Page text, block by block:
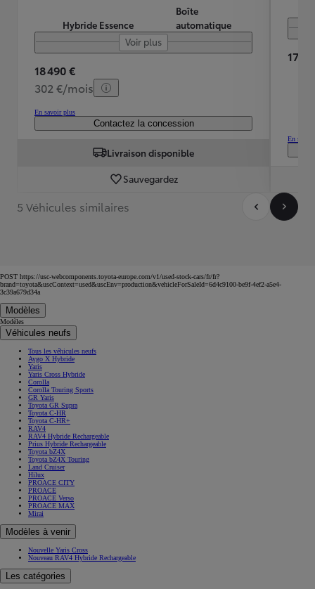
Hybride Essence
Boîte
automatique
Voir plus
18 490 €
302 €/mois
En savoir plus
Contactez la concession
Livraison disponible
Sauvegardez
17
En
5 Véhicules similaires
POST https://usc-webcomponents.toyota-europe.com/v1/used-stock-cars/fr/fr?
brand=toyota&uscContext=used&uscEnv=production&vehicleForSaleId=6d4c9100-be9f-4ef2-a5e4-
3c39a679d34a
Modèles
Modèles
Véhicules neufs
Tous les véhicules neufs
Aygo X Hybride
Yaris
Yaris Cross Hybride
Corolla
Corolla Touring Sports
GR Yaris
Toyota GR Supra
Toyota C-HR
Toyota C-HR+
RAV4
RAV4 Hybride Rechargeable
Prius Hybride Rechargeable
Toyota bZ4X
Toyota bZ4X Touring
Land Cruiser
Hilux
PROACE CITY
PROACE
PROACE Verso
PROACE MAX
Mirai
Modèles à venir
Nouvelle Yaris Cross
Nouveau RAV4 Hybride Rechargeable
Les catégories